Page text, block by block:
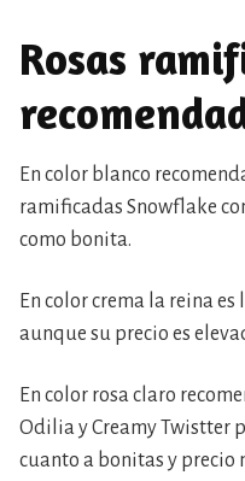
Rosas
En color blanco
ramificadas Snowflake
como bonita.
En color crema la reina
aunque su precio es
En color rosa claro
Odilia y Creamy Twistter
cuanto a bonitas y precio